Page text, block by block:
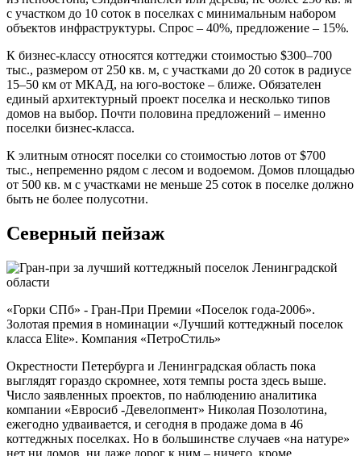
с участком до 10 соток в поселках с минимальным набором
объектов инфраструктуры. Спрос – 40%, предложение – 15%.
К бизнес-классу относятся коттеджи стоимостью $300–700
тыс., размером от 250 кв. м, с участками до 20 соток в радиусе
15–50 км от МКАД, на юго-востоке – ближе. Обязателен
единый архитектурный проект поселка и несколько типов
домов на выбор. Почти половина предложений – именно
поселки бизнес-класса.
К элитным относят поселки со стоимостью лотов от $700
тыс., непременно рядом с лесом и водоемом. Домов площадью
от 500 кв. м с участками не меньше 25 соток в поселке должно
быть не более полусотни.
Северный пейзаж
«Горки СПб» - Гран-При Премии «Поселок года-2006».
Золотая премия в номинации «Лучший коттеджный поселок
класса Elite». Компания «ПетроСтиль»
Окрестности Петербурга и Ленинградская область пока
выглядят гораздо скромнее, хотя темпы роста здесь выше.
Число заявленных проектов, по наблюдению аналитика
компании «Евросиб -Девелопмент» Николая Позолотина,
ежегодно удваивается, и сегодня в продаже дома в 46
коттеджных поселках. Но в большинстве случаев «на натуре»
нет ни домов, ни даже дорог к ним – ничего, кроме